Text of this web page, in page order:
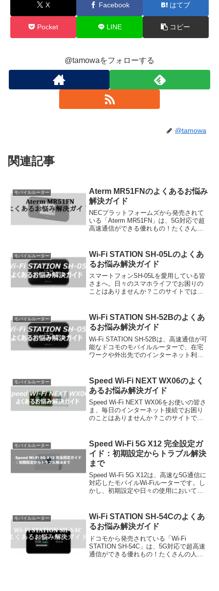
X Facebook はてブ
Pocket LINE コピー
@tamowaをフォローする
@tamowa
関連記事
モバイルルーター
Aterm MR51FNのよくあるお悩み
解決ガイド
NECプラットフォームズから発売されて
いる「Aterm MR51FN」は、5G対応で超
高速通信ができる優れもの！たくさんの
ともっと楽しく、もっともっと便利に使
いこな...
モバイルルーター
Wi-Fi STATION SH-05Lのよくあ
るお悩み解決ガイド
スマートフォンSH-05Lを愛用している皆
さまへ。日々のスマホライフでお困りの
ことはありませんか？このサイトでは、
決方法を分かりやすくご紹介します。初
心者から上級者まで...
モバイルルーター
Wi-Fi STATION SH-52Bのよくあ
るお悩み解決ガイド
Wi-Fi STATION SH-52Bは、高速通信が可
能なドコモのモバイルルーターで、在宅
ワークや外出先でのインターネット利用
で、実際に使用してみると、設定方法や
周辺...
モバイルルーター
Speed Wi-Fi NEXT WX06のよく
あるお悩み解決ガイド
Speed Wi-Fi NEXT WX06をお使いの皆さ
ま、毎日のインターネット接続でお困り
のことはありませんか？このサイトで
基づいて具体的な解決方法を分かりやす
くご紹...
モバイルルーター
Speed Wi-Fi 5G X12 完全設定ガ
イド：初期設定からトラブル解決
まで
Speed Wi-Fi 5G X12は、高速な5G通信に
対応したモバイルWi-Fiルーターです。し
かし、初期設定や日々の使用において、
の設定方法から、...
モバイルルーター
Wi-Fi STATION SH-54Cのよくあ
るお悩み解決ガイド
ドコモから発売されている「Wi-Fi
STATION SH-54C」は、5G対応で超高速
通信ができる優れもの！たくさんの人に